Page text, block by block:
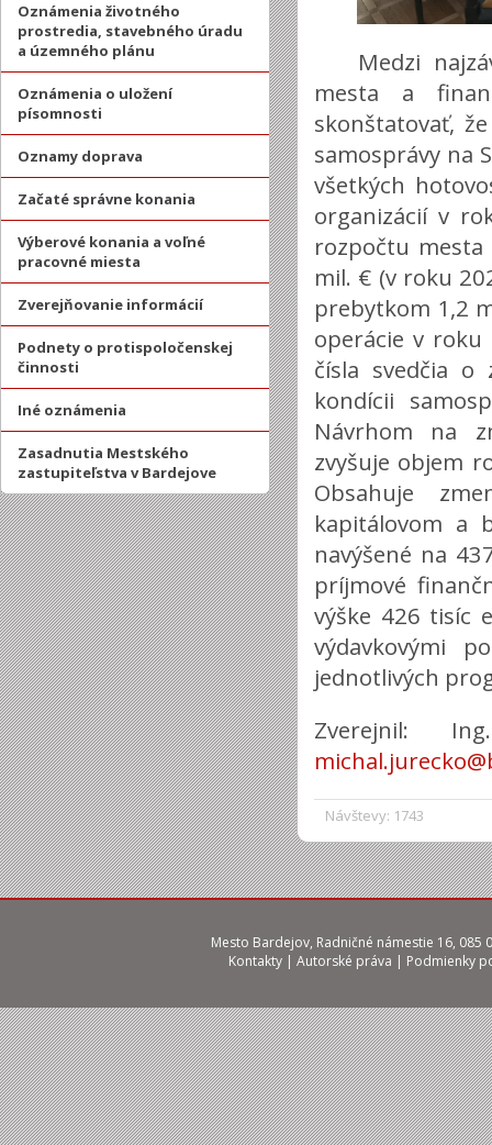
Oznámenia životného
prostredia, stavebného úradu
a územného plánu
Oznámenia o uložení
písomnosti
Oznamy doprava
Začaté správne konania
Výberové konania a voľné
pracovné miesta
Zverejňovanie informácií
Podnety o protispoločenskej
činnosti
Iné oznámenia
Zasadnutia Mestského
zastupiteľstva v Bardejove
Návštevy: 1743
Medzi
mesta a
skonštatovať,
samosprávy na
všetkých
organizácií v
rozpočtu
mil. € (v roku
prebytkom 1,2
operácie v
čísla svedčia o
kondícii
Návrhom na
zvyšuje objem
Obsahuje
kapitálovom a
navýšené na
príjmové
výške 426 tisíc
výdavkovými
jednotlivých
Zverejnil:
Mesto Bardejov, Radničné námestie 16, 085
Kontakty | Autorské práva | Podmienky